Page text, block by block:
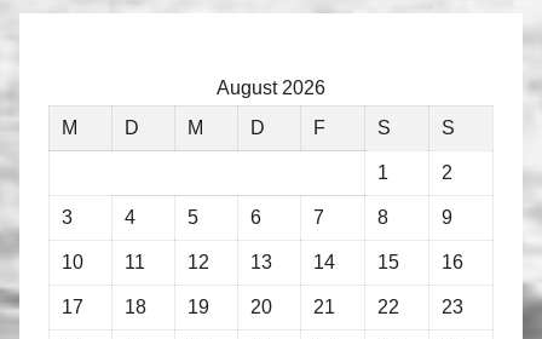
August 2026
M
D M D F S S
1 2
3 4 5 6 7 8 9
10 11 12 13 14 15 16
17 18 19 20 21 22 23